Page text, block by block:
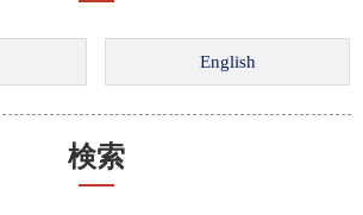
検索